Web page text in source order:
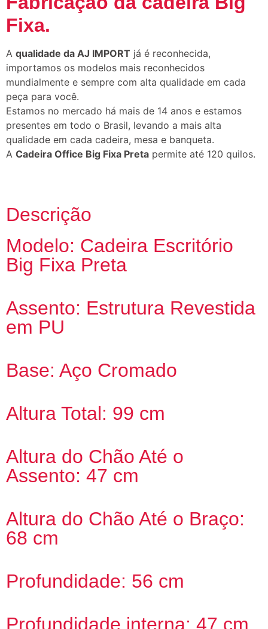
Fixa.
A qualidade da AJ IMPORT já é reconhecida,
importamos os modelos mais reconhecidos
mundialmente e sempre com alta qualidade em cada
peça para você.
Estamos no mercado há mais de 14 anos e estamos
presentes em todo o Brasil, levando a mais alta
qualidade em cada cadeira, mesa e banqueta.
A Cadeira Office Big Fixa Preta permite até 120 quilos.
Descrição
Modelo: Cadeira Escritório
Big Fixa Preta
Assento: Estrutura Revestida
em PU
Base: Aço Cromado
Altura Total: 99 cm
Altura do Chão Até o
Assento: 47 cm
Altura do Chão Até o Braço:
68 cm
Profundidade: 56 cm
Profundidade interna: 47 cm